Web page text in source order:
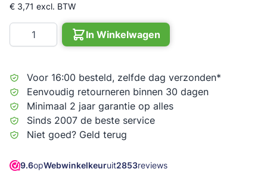
€ 3,71 excl. BTW
Aantal
In Winkelwagen
Voor 16:00 besteld, zelfde dag verzonden*
Eenvoudig retourneren binnen 30 dagen
Minimaal 2 jaar garantie op alles
Sinds 2007 de beste service
Niet goed? Geld terug
9.6opWebwinkelkeuruit2853reviews